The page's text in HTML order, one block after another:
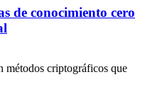
de conocimiento cero
métodos criptográficos que